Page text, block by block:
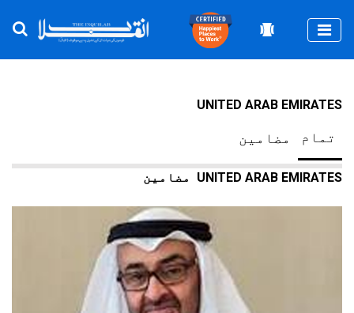
UNITED ARAB EMIRATES
مضامین تمام
UNITED ARAB EMIRATES